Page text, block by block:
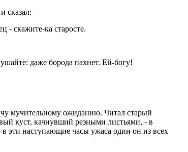
сказал:
- скажите-ка старосте.
даже борода пахнет. Ей-богу!
мучительному ожиданию. Читал старый
куст, качнувший резными листьями, - в
эти наступающие часы ужаса один он из всех